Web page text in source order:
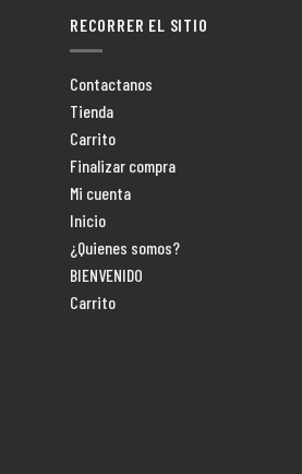
RECORRER EL SITIO
Contactanos
Tienda
Carrito
Finalizar compra
Mi cuenta
Inicio
¿Quienes somos?
BIENVENIDO
Carrito